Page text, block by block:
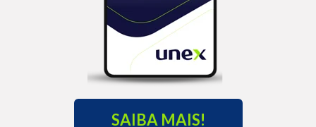
SAIBA MAIS!